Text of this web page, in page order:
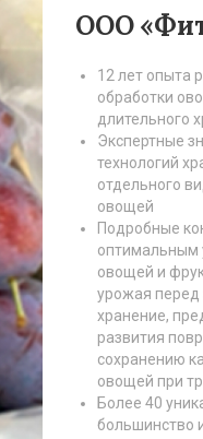
ООО
12 лет опыта
обработки
длительного
Экспертные
технологий
отдельного
овощей
Подробные
оптимальным
овощей и
урожая перед
хранение,
развития
сохранению
овощей при
Более 40
большинство